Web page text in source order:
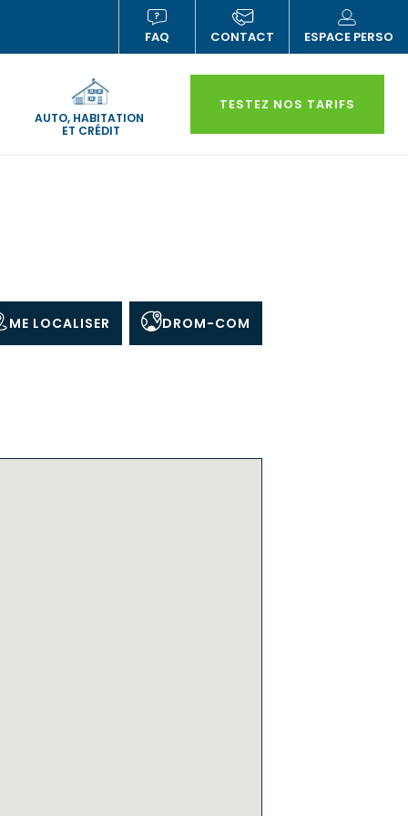
FAQ (NOUVELLE
FENÊTRE)
CONTACT ESPACE PERSO
AUTO, HABITATION
ET CRÉDIT
TESTEZ NOS TARIFS
ME LOCALISER DROM-COM